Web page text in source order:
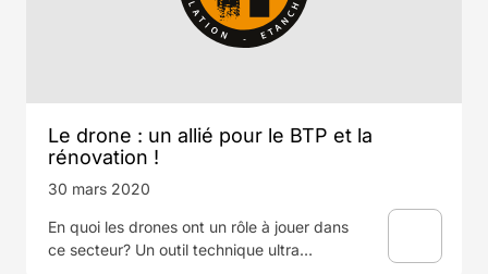
Le drone : un allié pour le BTP et la
rénovation !
30 mars 2020
En quoi les drones ont un rôle à jouer dans
ce secteur? Un outil technique ultra…